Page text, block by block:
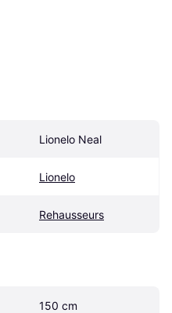
Lionelo Neal
Lionelo
Rehausseurs
150 cm